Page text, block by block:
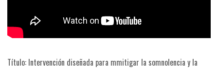
Título: Intervención diseñada para mmitigar la somnolencia y la